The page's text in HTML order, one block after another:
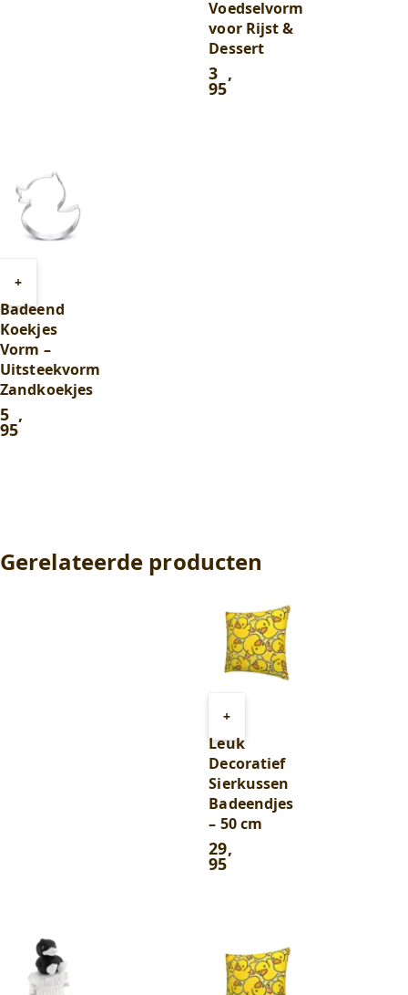
Voedselvorm
voor Rijst &
Dessert
3 ,
95
+
aan
winkelwagen
Badeend
Koekjes
Vorm –
Uitsteekvorm
Zandkoekjes
5 ,
95
Gerelateerde producten
+
winkelwagen
Leuk
Decoratief
Sierkussen
Badeendjes
– 50 cm
29,
95